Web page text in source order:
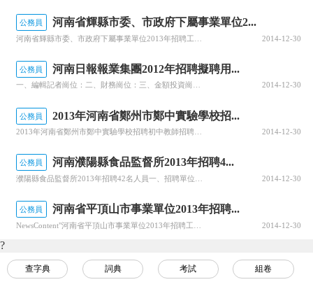
公務員 河南省輝縣市委、市政府下屬事業單位2...
2014-12-30
公務員 河南日報報業集團2012年招聘擬聘用...
2014-12-30
公務員 2013年河南省鄭州市鄭中實驗學校招...
2014-12-30
公務員 河南濮陽縣食品監督所2013年招聘4...
2014-12-30
公務員 河南省平頂山市事業單位2013年招聘...
2014-12-30
?
查字典 詞典 考試 組卷